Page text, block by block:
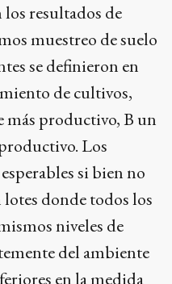
los resultados de
muestreo de suelo
se definieron en
de cultivos,
más productivo, B un
Los
si bien no
donde todos los
niveles de
del ambiente
en la medida